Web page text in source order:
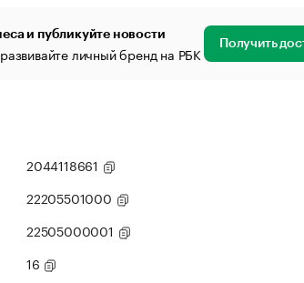
и публикуйте новости
личный бренд на РБК Получить
2044118661
22205501000
22505000001
16